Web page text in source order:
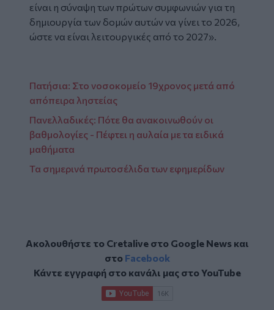
είναι η σύναψη των πρώτων συμφωνιών για τη
δημιουργία των δομών αυτών να γίνει το 2026,
ώστε να είναι λειτουργικές από το 2027».
Πατήσια: Στο νοσοκομείο 19χρονος μετά από
απόπειρα ληστείας
Πανελλαδικές: Πότε θα ανακοινωθούν οι
βαθμολογίες - Πέφτει η αυλαία με τα ειδικά
μαθήματα
Τα σημερινά πρωτοσέλιδα των εφημερίδων
Ακολουθήστε το Cretalive στο Google Newsκαι
στο Facebook
Κάντε εγγραφή στο κανάλι μας στοYouTube